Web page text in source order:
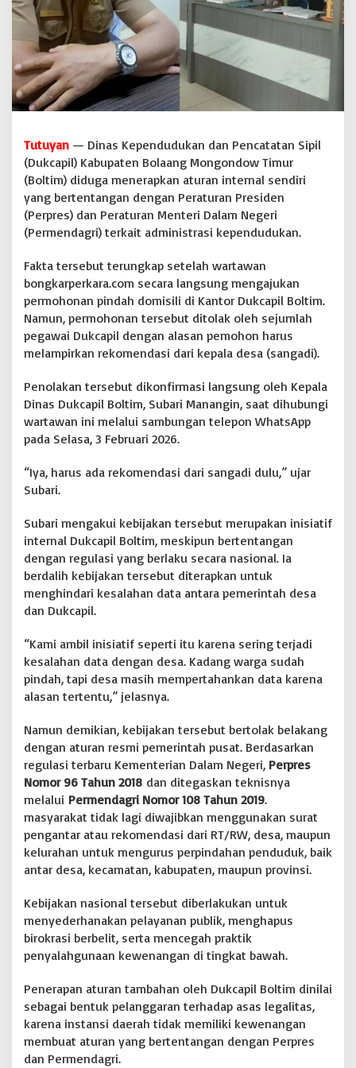
p
k
a
n
A
t
u
r
I
n
t
e
r
a
,
A
b
i
k
a
P
r
p
r
s
P
e
r
m
e
n
g
i
Tutuyan — Dinas Kependudukan dan Pencatatan Sipil
(Dukcapil) Kabupaten Bolaang Mongondow Timur
(Boltim) diduga menerapkan aturan internal sendiri
yang bertentangan dengan Peraturan Presiden
(Perpres) dan Peraturan Menteri Dalam Negeri
(Permendagri) terkait administrasi kependudukan.
Fakta tersebut terungkap setelah wartawan
bongkarperkara.com secara langsung mengajukan
permohonan pindah domisili di Kantor Dukcapil Boltim.
Namun, permohonan tersebut ditolak oleh sejumlah
pegawai Dukcapil dengan alasan pemohon harus
melampirkan rekomendasi dari kepala desa (sangadi).
Penolakan tersebut dikonfirmasi langsung oleh Kepala
Dinas Dukcapil Boltim, Subari Manangin, saat dihubungi
wartawan ini melalui sambungan telepon WhatsApp
pada Selasa, 3 Februari 2026.
“Iya, harus ada rekomendasi dari sangadi dulu,” ujar
Subari.
Subari mengakui kebijakan tersebut merupakan inisiatif
internal Dukcapil Boltim, meskipun bertentangan
dengan regulasi yang berlaku secara nasional. Ia
berdalih kebijakan tersebut diterapkan untuk
menghindari kesalahan data antara pemerintah desa
dan Dukcapil.
“Kami ambil inisiatif seperti itu karena sering terjadi
kesalahan data dengan desa. Kadang warga sudah
pindah, tapi desa masih mempertahankan data karena
alasan tertentu,” jelasnya.
Namun demikian, kebijakan tersebut bertolak belakang
dengan aturan resmi pemerintah pusat. Berdasarkan
regulasi terbaru Kementerian Dalam Negeri, Perpres
Nomor 96 Tahun 2018 dan ditegaskan teknisnya
melalui Permendagri Nomor 108 Tahun 2019.
masyarakat tidak lagi diwajibkan menggunakan surat
pengantar atau rekomendasi dari RT/RW, desa, maupun
kelurahan untuk mengurus perpindahan penduduk, baik
antar desa, kecamatan, kabupaten, maupun provinsi.
Kebijakan nasional tersebut diberlakukan untuk
menyederhanakan pelayanan publik, menghapus
birokrasi berbelit, serta mencegah praktik
penyalahgunaan kewenangan di tingkat bawah.
Penerapan aturan tambahan oleh Dukcapil Boltim dinilai
sebagai bentuk pelanggaran terhadap asas legalitas,
karena instansi daerah tidak memiliki kewenangan
membuat aturan yang bertentangan dengan Perpres
dan Permendagri.